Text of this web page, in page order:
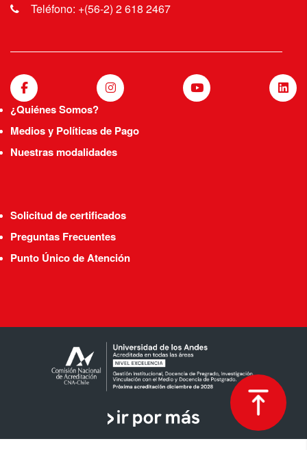
Teléfono: +(56-2) 2 618 2467
¿Quiénes Somos?
Medios y Políticas de Pago
Nuestras modalidades
Solicitud de certificados
Preguntas Frecuentes
Punto Único de Atención